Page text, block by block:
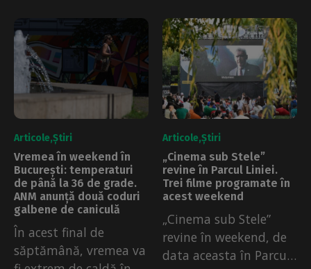
Articole Știri
Vremea în weekend în
București: temperaturi
de până la 36 de grade.
ANM anunță două coduri
galbene de caniculă
În acest final de
săptămână, vremea va
Articole Știri
„Cinema sub Stele”
revine în Parcul Liniei.
Trei filme programate în
acest weekend
„Cinema sub Stele”
revine în weekend, de
data aceasta în Parcul